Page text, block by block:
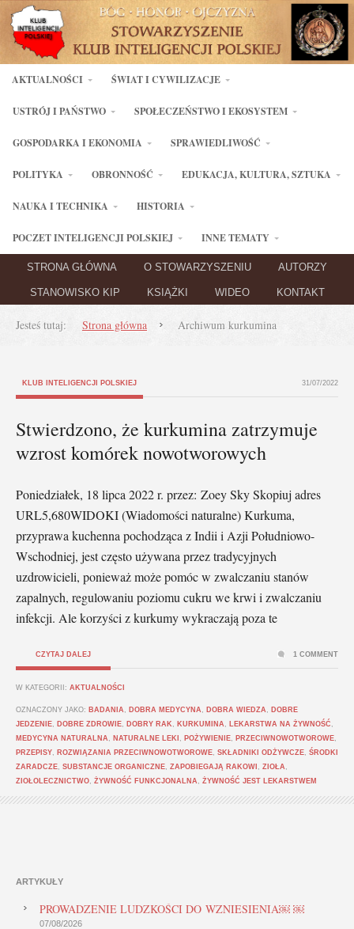
AKTUALNOŚCI ŚWIAT I CYWILIZACJE
USTRÓJ I PAŃSTWO SPOŁECZEŃSTWO I EKOSYSTEM
GOSPODARKA I EKONOMIA SPRAWIEDLIWOŚĆ
POLITYKA OBRONNOŚĆ EDUKACJA, KULTURA, SZTUKA
NAUKA I TECHNIKA HISTORIA
POCZET INTELIGENCJI POLSKIEJ INNE TEMATY
STRONA GŁÓWNA O STOWARZYSZENIU AUTORZY
STANOWISKO KIP KSIĄŻKI WIDEO KONTAKT
Jesteś tutaj: Strona główna Archiwum kurkumina
KLUB INTELIGENCJI POLSKIEJ 31/07/2022
Stwierdzono, że kurkumina zatrzymuje
wzrost komórek nowotworowych
Poniedziałek, 18 lipca 2022 r. przez: Zoey Sky Skopiuj adres
URL5,680WIDOKI (Wiadomości naturalne) Kurkuma,
przyprawa kuchenna pochodząca z Indii i Azji Południowo-
Wschodniej, jest często używana przez tradycyjnych
uzdrowicieli, ponieważ może pomóc w zwalczaniu stanów
zapalnych, regulowaniu poziomu cukru we krwi i zwalczaniu
infekcji. Ale korzyści z kurkumy wykraczają poza te
CZYTAJ DALEJ
W KATEGORII: AKTUALNOŚCI
OZNACZONY JAKO: BADANIA DOBRA MEDYCYNA DOBRA WIEDZA
DOBRE
JEDZENIE
DOBRE ZDROWIE DOBRY RAK KURKUMINA LEKARSTWA NA ŻYWNOŚĆ
MEDYCYNA NATURALNA
NATURALNE LEKI POŻYWIENIE PRZECIWNOWOTWOROWE
PRZEPISY
ROZWIĄZANIA PRZECIWNOWOTWOROWE SKŁADNIKI ODŻYWCZE ŚRODKI
ZARADCZE SUBSTANCJE ORGANICZNE ZAPOBIEGAJĄ RAKOWI ZIOŁA
ZIOŁOLECZNICTWO ŻYWNOŚĆ FUNKCJONALNA ŻYWNOŚĆ JEST LEKARSTWEM
1 COMMENT
ARTYKUŁY
PROWADZENIE LUDZKOŚCI DO WZNIESIENIA￼ ￼
07/08/2026